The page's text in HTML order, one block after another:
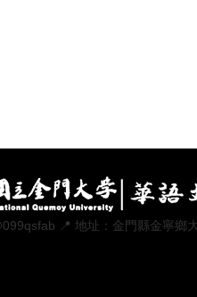
📍 地址：金門縣金寧鄉